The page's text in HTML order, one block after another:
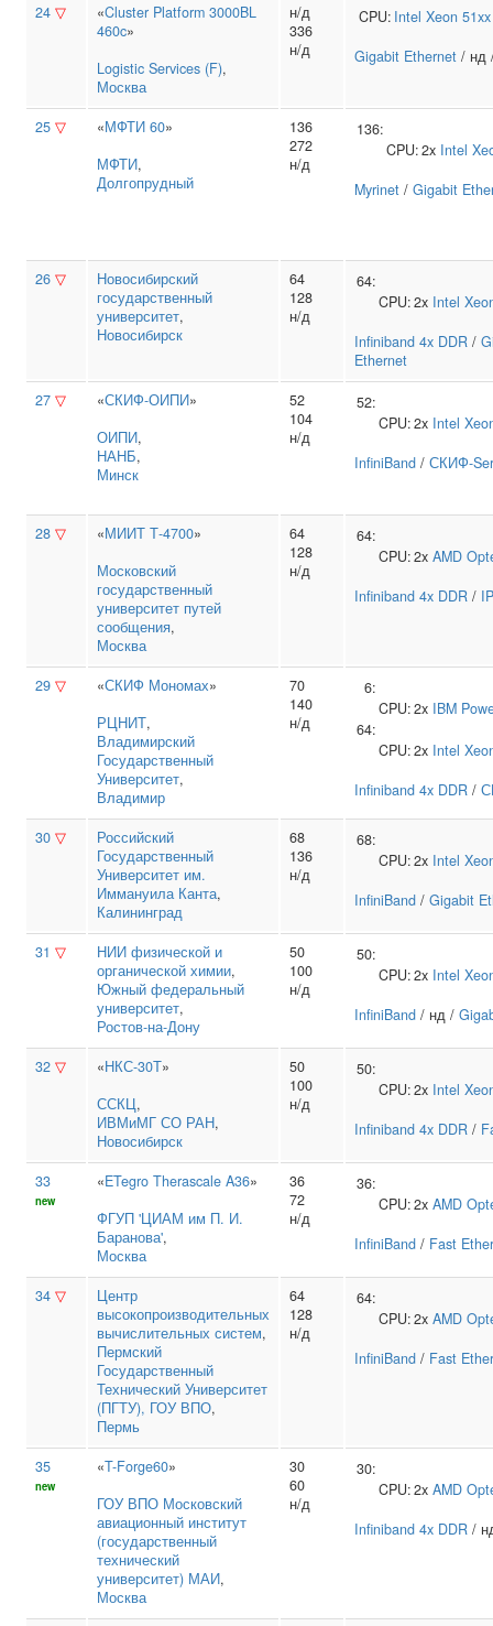
24 ▽ «Cluster Platform 3000BL
460c»
Logistic Services (F),
Москва
н/д
336
н/д
CPU: Intel Xeon 51xx
Gigabit Ethernet / нд
25 ▽ «МФТИ 60»
МФТИ,
Долгопрудный
136
272
н/д
136:
CPU:2x Intel
Myrinet / Gigabit
26 ▽
Новосибирский
государственный
университет,
Новосибирск
64
128
н/д
64:
CPU:2x Intel
Infiniband 4x DDR /
Ethernet
27 ▽ «СКИФ-ОИПИ»
ОИПИ,
НАНБ,
Минск
52
104
н/д
52:
CPU:2x Intel
InfiniBand / СКИФ-
28 ▽ «МИИТ Т-4700»
Московский
государственный
университет путей
сообщения,
Москва
64
128
н/д
64:
CPU:2x AMD
Infiniband 4x DDR /
29 ▽ «СКИФ Мономах»
РЦНИТ,
Владимирский
Государственный
Университет,
Владимир
70
140
н/д
6:
CPU:2x IBM
64:
CPU:2x Intel
Infiniband 4x DDR /
30 ▽
Российский
Государственный
Университет им.
Иммануила Канта,
Калининград
68
136
н/д
68:
CPU:2x Intel
InfiniBand / Gigabit
31 ▽
НИИ физической и
органической химии,
Южный федеральный
университет,
Ростов-на-Дону
50
100
н/д
50:
CPU:2x Intel
InfiniBand / нд /
32 ▽ «НКС-30Т»
ССКЦ,
ИВМиМГ СО РАН,
Новосибирск
50
100
н/д
50:
CPU:2x Intel
Infiniband 4x DDR /
33
new
«ETegro Therascale A36»
ФГУП 'ЦИАМ им П. И.
Баранова',
Москва
36
72
н/д
36:
CPU:2x AMD
InfiniBand / Fast
34 ▽
Центр
высокопроизводительных
вычислительных систем,
Пермский
Государственный
Технический Университет
(ПГТУ), ГОУ ВПО,
Пермь
64
128
н/д
64:
CPU:2x AMD
InfiniBand / Fast
35
new
«T-Forge60»
ГОУ ВПО Московский
авиационный институт
(государственный
технический
университет) МАИ,
Москва
30
60
н/д
30:
CPU:2x AMD
Infiniband 4x DDR /